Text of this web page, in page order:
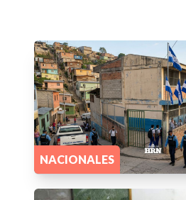
NACIONALES